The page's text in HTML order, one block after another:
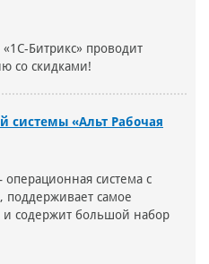
Битрикс» проводит
со скидками!
системы «Альт Рабочая
система с
поддерживает самое
содержит большой набор